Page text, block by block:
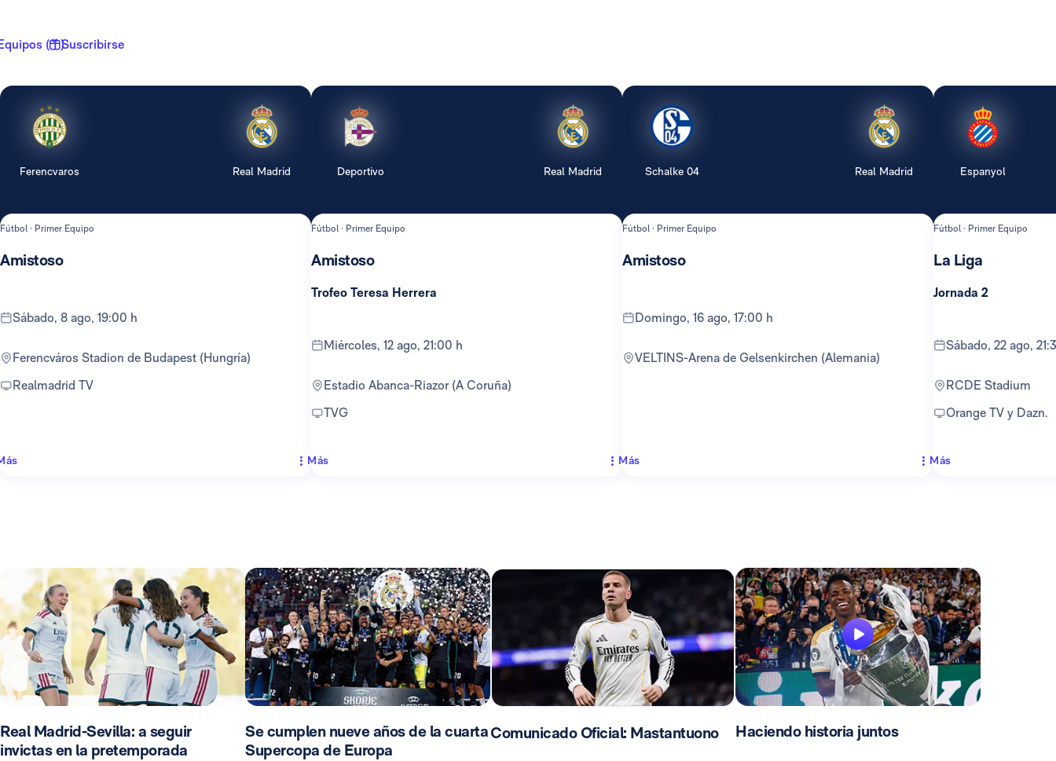
( 1 )Suscribirse
Ferencvaros Real Madrid
Fútbol · Primer Equipo
Amistoso
sábado, 8 ago, 19:00 h
Ferencváros Stadion de Budapest (Hungría)
Realmadrid TV
Deportivo Real Madrid
Fútbol · Primer Equipo
Amistoso
Trofeo Teresa Herrera
miércoles, 12 ago, 21:00 h
Estadio Abanca-Riazor (A Coruña)
TVG
Más
Schalke 04 Real Madrid
Fútbol · Primer Equipo
Amistoso
domingo, 16 ago, 17:00 h
VELTINS-Arena de Gelsenkirchen (Alemania)
Más
Espanyol
Fútbol · Primer Equipo
La Liga
Jornada 2
sábado, 22 ago,
RCDE Stadium
Orange TV y Dazn.
Más
Real Madrid-Sevilla: a seguir
invictas en la pretemporada
Se cumplen nueve años de la cuarta
Supercopa de Europa
Comunicado Oficial: Mastantuono Haciendo historia juntos